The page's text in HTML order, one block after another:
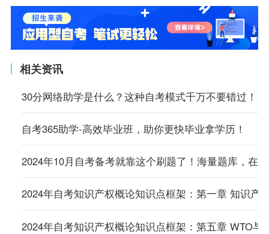
相关资讯
30分网络助学是什么？这种自考模式千万不要错过！
自考365助学-高效毕业班，助你更快毕业拿学历！
2024年10月自考备考就靠这个刷题了！海量题库，在
2024年自考知识产权概论知识点框架：第一章 知识产
2024年自考知识产权概论知识点框架：第五章 WTO与